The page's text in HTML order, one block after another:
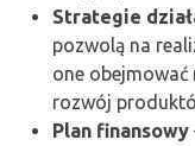
Strategie
pozwolą na
one obejmować
rozwój
Plan finansowy